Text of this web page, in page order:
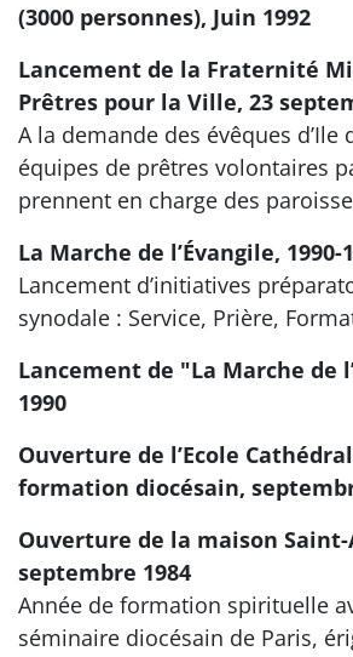
(3000 personnes), Juin 1992
Lancement de la Fraternité
Prêtres pour la Ville, 23
A la demande des évêques d’Ile
équipes de prêtres volontaires
prennent en charge des
La Marche de l’Évangile, 1990-
Lancement d’initiatives
synodale : Service, Prière,
Lancement de "La Marche de
1990
Ouverture de l’Ecole
formation diocésain,
Ouverture de la maison
septembre 1984
Année de formation spirituelle
séminaire diocésain de Paris,